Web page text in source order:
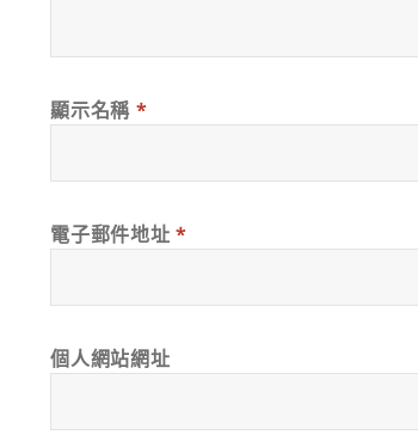
顯示名稱 *
電子郵件地址 *
個人網站網址